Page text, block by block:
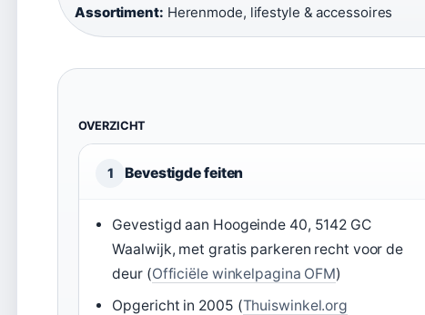
Assortiment: Herenmode, lifestyle & accessoires
OVERZICHT
1 Bevestigde feiten
Gevestigd aan Hoogeinde 40, 5142 GC
Waalwijk, met gratis parkeren recht voor de
deur (Officiële winkelpagina OFM)
Opgericht in 2005 (Thuiswinkel.org